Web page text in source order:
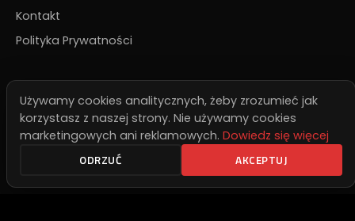
Kontakt
Polityka Prywatności
Publishing
Szukasz wydawcy? Napisz do nas.
Zgłoś swoją grę →
Używamy cookies analitycznych, żeby zrozumieć jak
korzystasz z naszej strony. Nie używamy cookies
marketingowych ani reklamowych. Dowiedz się więcej
ODRZUĆ
AKCEPTUJ